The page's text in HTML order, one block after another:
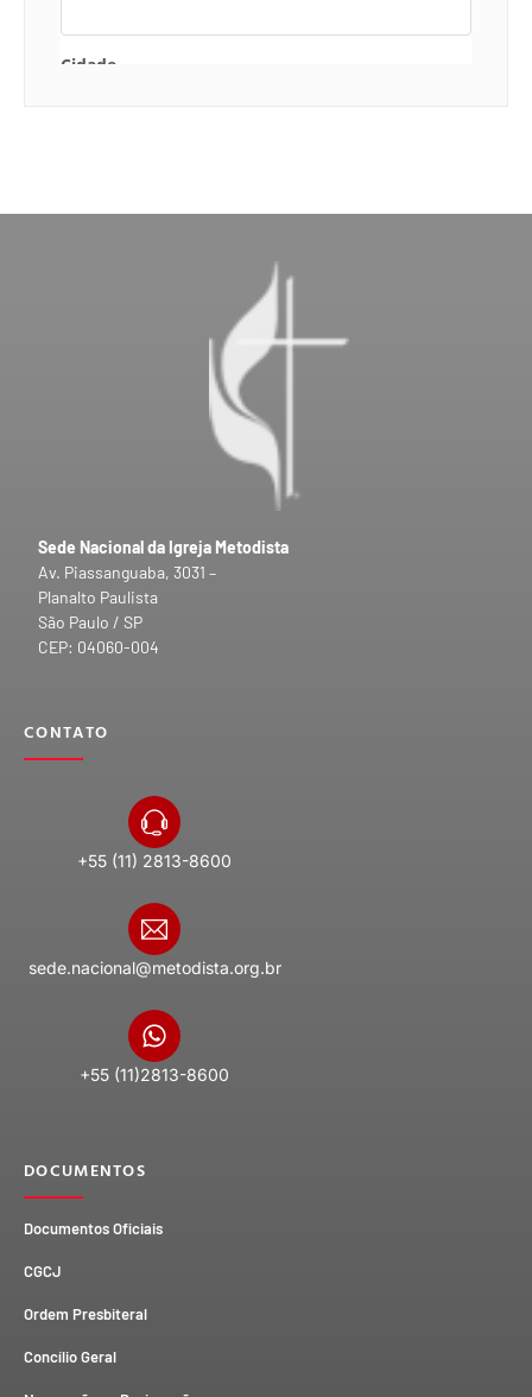
Sede Nacional da Igreja Metodista
Av. Piassanguaba, 3031 –
Planalto Paulista
São Paulo / SP
CEP: 04060-004
CONTATO
+55 (11) 2813-8600
sede.nacional@metodista.org.br
+55 (11)2813-8600
DOCUMENTOS
Documentos Oficiais
CGCJ
Ordem Presbiteral
Concílio Geral